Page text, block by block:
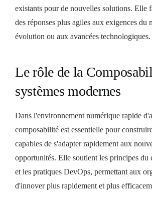
existants pour de nouvelles solutions. Elle
des réponses plus agiles aux exigences du
évolution ou aux avancées technologiques.
Le rôle de la
systèmes modernes
Dans l'environnement numérique rapide
composabilité est essentielle pour
capables de s'adapter rapidement aux
opportunités. Elle soutient les principes du
et les pratiques DevOps, permettant aux
d'innover plus rapidement et plus